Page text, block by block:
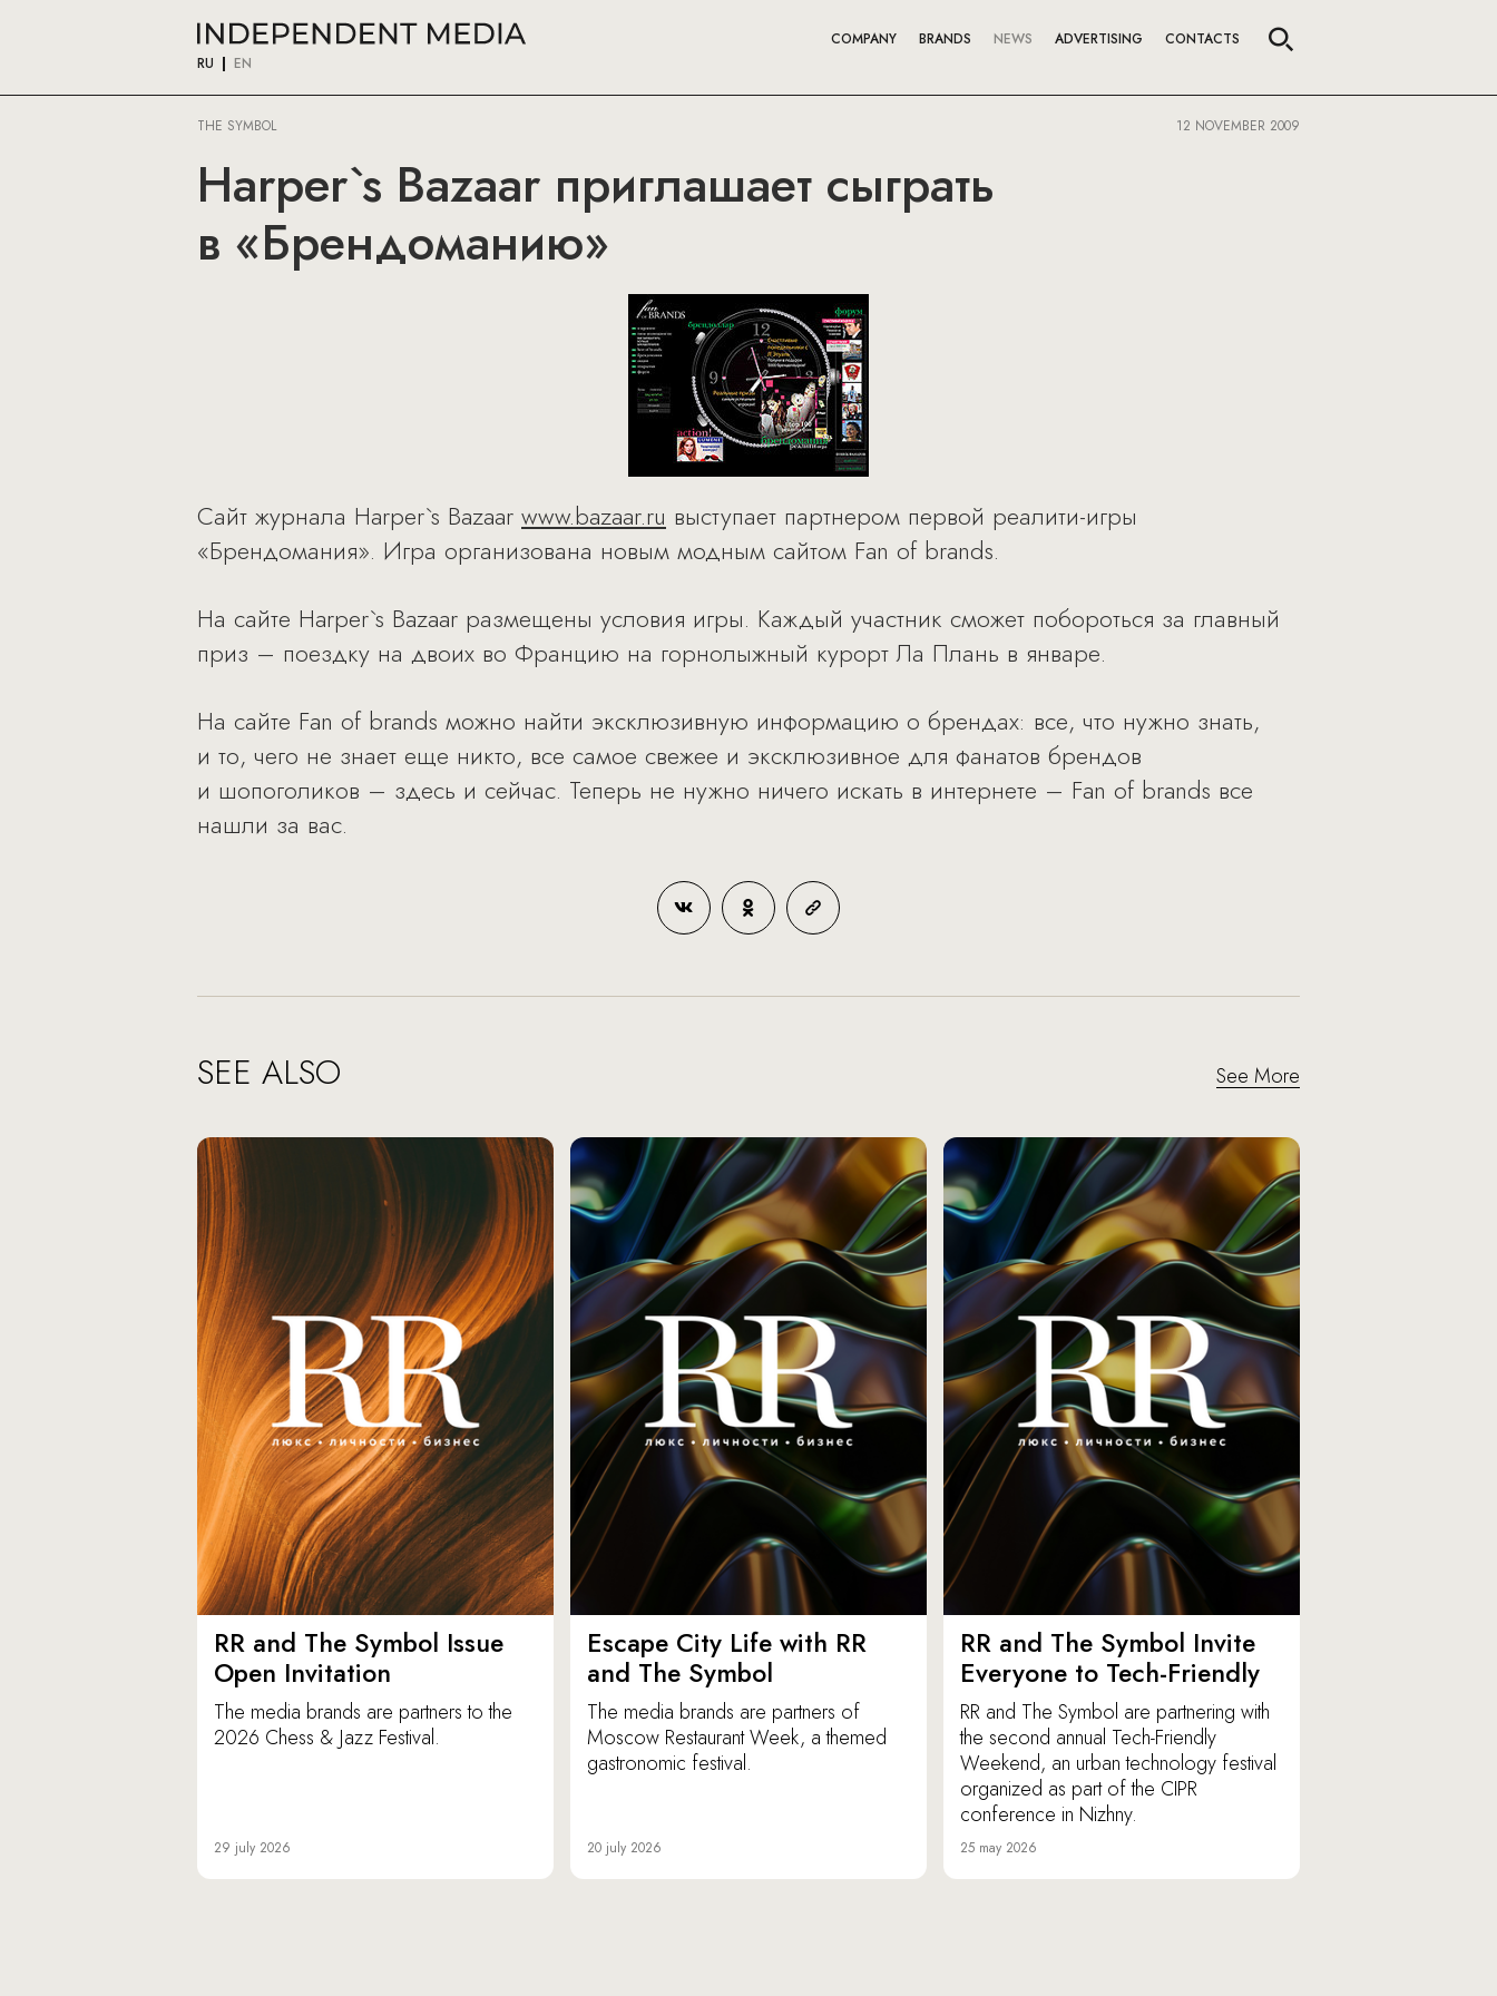
RU EN
COMPANY BRANDS NEWS ADVERTISING CONTACTS
THE SYMBOL 12 NOVEMBER 2009
Harper`s Bazaar приглашает сыграть
в «Брендоманию»
Сайт журнала Harper`s Bazaar www.bazaar.ru выступает партнером первой реалити-игры
«Брендомания». Игра организована новым модным сайтом Fan of brands.
На сайте Harper`s Bazaar размещены условия игры. Каждый участник сможет побороться за главный
приз – поездку на двоих во Францию на горнолыжный курорт Ла Плань в январе.
На сайте Fan of brands можно найти эксклюзивную информацию о брендах: все, что нужно знать,
и то, чего не знает еще никто, все самое свежее и эксклюзивное для фанатов брендов
и шопоголиков – здесь и сейчас. Теперь не нужно ничего искать в интернете – Fan of brands все
нашли за вас.
SEE ALSO See More
RR and The Symbol Issue
Open Invitation
The media brands are partners to the
2026 Chess & Jazz Festival.
29 july 2026
Escape City Life with RR
and The Symbol
The media brands are partners of
Moscow Restaurant Week, a themed
gastronomic festival.
20 july 2026
RR and The Symbol Invite
Everyone to Tech-Friendly
RR and The Symbol are partnering with
the second annual Tech-Friendly
Weekend, an urban technology festival
organized as part of the CIPR
conference in Nizhny.
25 may 2026